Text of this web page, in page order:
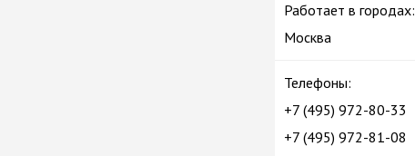
Работает в городах:
Москва
Телефоны:
+7 (495) 972-80-33
+7 (495) 972-81-08